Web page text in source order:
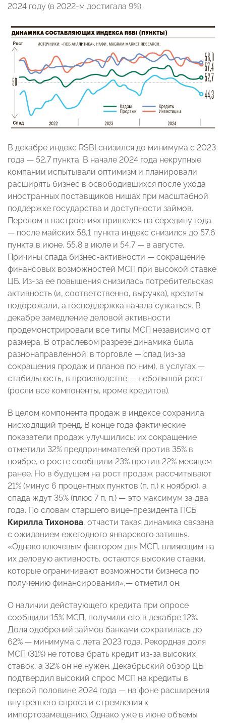
2024 году (в 2022-м достигала 9%).
В декабре индекс RSBI снизился до минимума с 2023
года — 52,7 пункта. В начале 2024 года некрупные
компании испытывали оптимизм и планировали
расширять бизнес в освободившихся после ухода
иностранных поставщиков нишах при масштабной
поддержке государства и доступности займов.
Перелом в настроениях пришелся на середину года
— после майских 58,1 пункта индекс снизился до 57,6
пункта в июне, 55,8 в июле и 54,7 — в августе.
Причины спада бизнес-активности — сокращение
финансовых возможностей МСП при высокой ставке
ЦБ. Из-за ее повышения снизилась потребительская
активность (и, соответственно, выручка), кредиты
подорожали, а господдержка начала сужаться. В
декабре замедление деловой активности
продемонстрировали все типы МСП независимо от
размера. В отраслевом разрезе динамика была
разнонаправленной: в торговле — спад (из-за
сокращения продаж и планов по ним), в услугах —
стабильность, в производстве — небольшой рост
(росли все компоненты, кроме кредитов).
В целом компонента продаж в индексе сохранила
нисходящий тренд. В конце года фактические
показатели продаж улучшились: их сокращение
отметили 32% предпринимателей против 35% в
ноябре, о росте сообщили 23% против 22% месяцем
ранее. Но в будущем на рост продаж рассчитывают
21% (минус 6 процентных пунктов (п. п.) к ноябрю), а
спада ждут 35% (плюс 7 п. п.) — это максимум за два
года. По словам старшего вице-президента ПСБ
Кирилла Тихонова, отчасти такая динамика связана
с ожиданием ежегодного январского затишья.
«Однако ключевым фактором для МСП, влияющим на
их деловую активность, остаются высокие ставки,
которые ограничивают возможности бизнеса по
получению финансирования»,— отметил он.
О наличии действующего кредита при опросе
сообщили 15% МСП, получили его в декабре 12%.
Доля одобрений займов банками сократилась до
62% — минимума с лета 2023 года. Рекордная доля
МСП (31%) не готова брать кредит из-за высоких
ставок, а 32% он не нужен. Декабрьский обзор ЦБ
подтвердил высокий спрос МСП на кредиты в
первой половине 2024 года — на фоне расширения
внутреннего спроса и стремления к
импортозамещению. Однако уже в июне объемы